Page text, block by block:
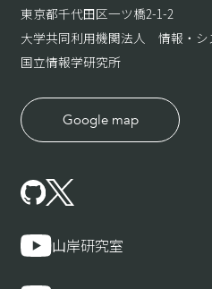
東京都千代田区一ツ橋2-1-2
大学共同利用機関法人 情報・シ
国立情報学研究所
Google map
山岸研究室